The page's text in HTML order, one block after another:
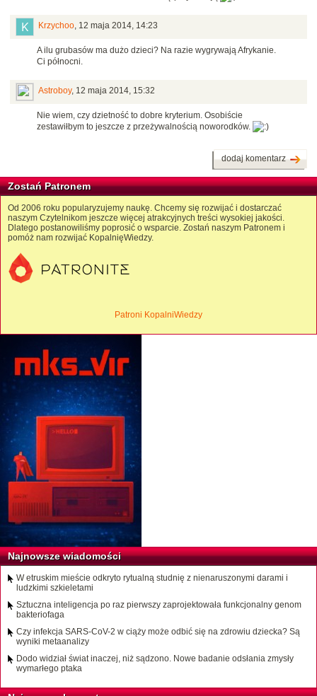
Krzychoo, 12 maja 2014, 14:23
A ilu grubasów ma dużo dzieci? Na razie wygrywają Afrykanie.
Ci północni.
Astroboy, 12 maja 2014, 15:32
Nie wiem, czy dzietność to dobre kryterium. Osobiście
zestawiłbym to jeszcze z przeżywalnością noworodków.
dodaj komentarz
Zostań Patronem
Od 2006 roku popularyzujemy naukę. Chcemy się rozwijać i dostarczać
naszym Czytelnikom jeszcze więcej atrakcyjnych treści wysokiej jakości.
Dlatego postanowiliśmy poprosić o wsparcie. Zostań naszym Patronem i
pomóż nam rozwijać KopalnięWiedzy.
Patroni KopalniWiedzy
Najnowsze wiadomości
W etruskim mieście odkryto rytualną studnię z nienaruszonymi darami i
ludzkimi szkieletami
Sztuczna inteligencja po raz pierwszy zaprojektowała funkcjonalny genom
bakteriofaga
Czy infekcja SARS-CoV-2 w ciąży może odbić się na zdrowiu dziecka? Są
wyniki metaanalizy
Dodo widział świat inaczej, niż sądzono. Nowe badanie odsłania zmysły
wymarłego ptaka